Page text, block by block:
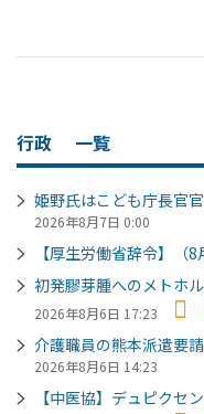
行政 一覧
姫野氏はこども庁長
2026年8月7日 0:00
【厚生労働省辞令】（8
初発膠芽腫へのメトホ
2026年8月6日 17:23
介護職員の熊本派遣
2026年8月6日 14:23
【中医協】デュピク